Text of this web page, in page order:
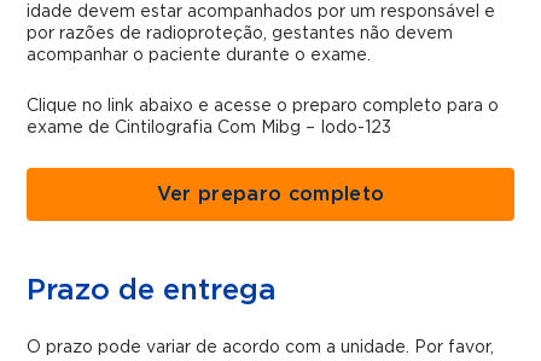
idade devem estar acompanhados por um responsável e
por razões de radioproteção, gestantes não devem
acompanhar o paciente durante o exame.
Clique no link abaixo e acesse o preparo completo para o
exame de Cintilografia Com Mibg – Iodo-123
Ver preparo completo
Prazo de entrega
O prazo pode variar de acordo com a unidade. Por favor,